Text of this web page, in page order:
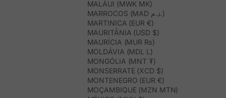
MALÁUI (MWK MK)
MARROCOS (MAD د.م.)
MARTINICA (EUR €)
MAURITÂNIA (USD $)
MAURÍCIA (MUR ₨)
MOLDÁVIA (MDL L)
MONGÓLIA (MNT ₮)
MONSERRATE (XCD $)
MONTENEGRO (EUR €)
MOÇAMBIQUE (MZN MTN)